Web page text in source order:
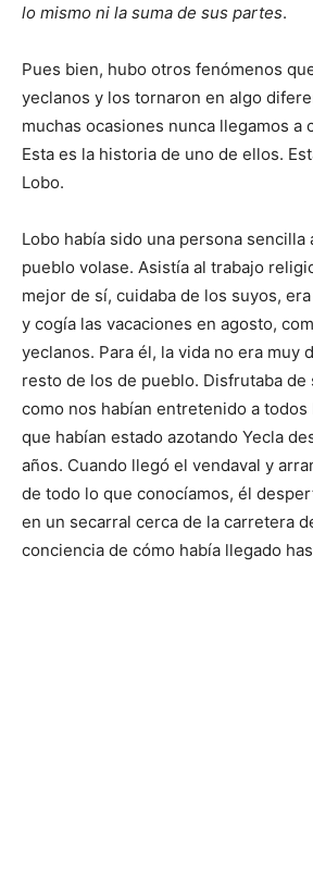
lo mismo ni la suma de sus partes.
Pues bien, hubo otros fenómenos
yeclanos y los tornaron en algo
muchas ocasiones nunca llegamos a
Esta es la historia de uno de ellos.
Lobo.
Lobo había sido una persona sencilla
pueblo volase. Asistía al trabajo
mejor de sí, cuidaba de los suyos,
y cogía las vacaciones en agosto,
yeclanos. Para él, la vida no era muy
resto de los de pueblo. Disfrutaba de
como nos habían entretenido a
que habían estado azotando Yecla
años. Cuando llegó el vendaval y
de todo lo que conocíamos, él
en un secarral cerca de la carretera
conciencia de cómo había llegado